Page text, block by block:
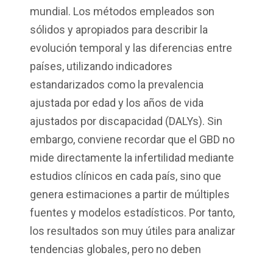
mundial. Los métodos empleados son
sólidos y apropiados para describir la
evolución temporal y las diferencias entre
países, utilizando indicadores
estandarizados como la prevalencia
ajustada por edad y los años de vida
ajustados por discapacidad (DALYs). Sin
embargo, conviene recordar que el GBD no
mide directamente la infertilidad mediante
estudios clínicos en cada país, sino que
genera estimaciones a partir de múltiples
fuentes y modelos estadísticos. Por tanto,
los resultados son muy útiles para analizar
tendencias globales, pero no deben